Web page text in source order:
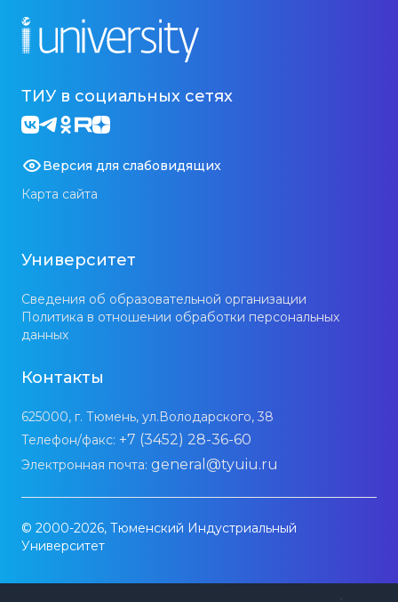
ТИУ в социальных сетях
Версия для слабовидящих
Карта сайта
Университет
Сведения об образовательной организации
Политика в отношении обработки персональных
данных
Контакты
625000, г. Тюмень, ул.Володарского, 38
Телефон/факс: +7 (3452) 28-36-60
Электронная почта: general@tyuiu.ru
© 2000-2026, Тюменский Индустриальный
Университет